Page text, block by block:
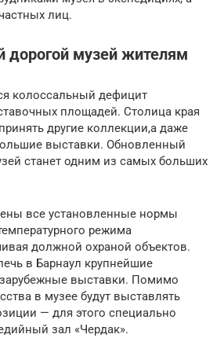
лиц.
дорогой музей жителям
колоссальный дефицит
площадей. Столица края
другие коллекции,а даже
выставки. Обновленный
станет одним из самых больших
все установленные нормы
режима
должной охраной объектов.
в Барнаул крупнейшие
выставки. Помимо
в музее будут выставлять
— для этого специально
зал «Чердак».